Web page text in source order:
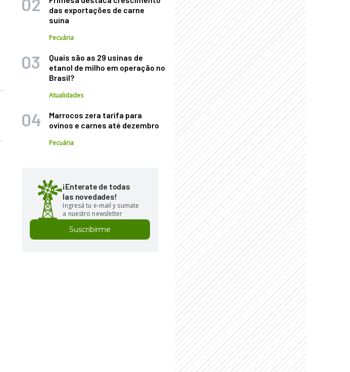
das exportações de carne
suína
Pecuária
Quais são as 29 usinas de
etanol de milho em operação no
Brasil?
Atualidades
Marrocos zera tarifa para
ovinos e carnes até dezembro
Pecuária
¡Enterate de todas
las novedades!
Ingresá tu e-mail y sumate
a nuestro newsletter
Suscribirme